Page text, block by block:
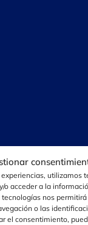
utilizamos
o acceder a la
nos
o las
el consentimiento,